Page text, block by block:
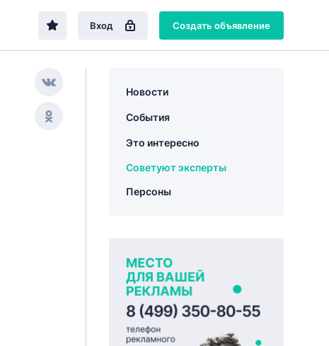
Вход Создать объявление
Новости
События
Это интересно
Советуют эксперты
Персоны